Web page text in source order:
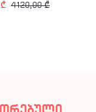
₾ 4120,00₾